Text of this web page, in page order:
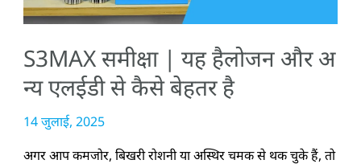
S3MAX समीक्षा | यह हैलोजन और अ
न्य एलईडी से कैसे बेहतर है
14 जुलाई, 2025
अगर आप कमजोर, बिखरी रोशनी या अस्थिर चमक से थक चुके हैं, तो
अन्य
से
कैसे
है